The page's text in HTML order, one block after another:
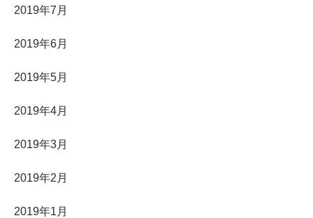
2019年7月
2019年6月
2019年5月
2019年4月
2019年3月
2019年2月
2019年1月